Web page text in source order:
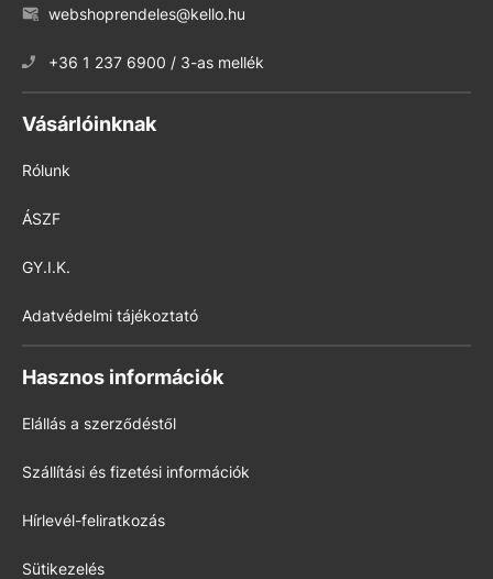
webshoprendeles@kello.hu
+36 1 237 6900 / 3-as mellék
Vásárlóinknak
Rólunk
ÁSZF
GY.I.K.
Adatvédelmi tájékoztató
Hasznos információk
Elállás a szerződéstől
Szállítási és fizetési információk
Hírlevél-feliratkozás
Sütikezelés